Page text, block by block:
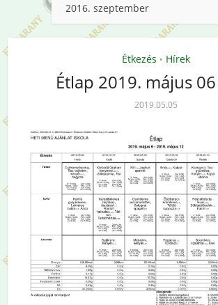
2016. szeptember
Étkezés • Hírek
Étlap 2019. május
2019.05.05